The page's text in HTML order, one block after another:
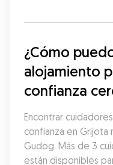
¿Cómo
alojamiento
confianza
Encontrar
confianza en Grijota
Gudog. Más de 3
están disponibles